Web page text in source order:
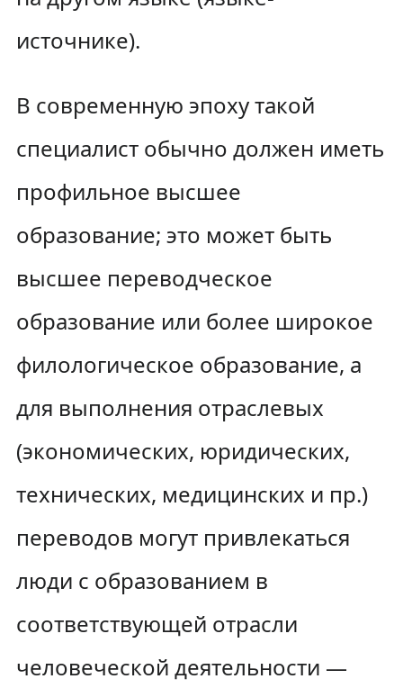
источнике).
В современную эпоху такой
специалист обычно должен иметь
профильное высшее
образование; это может быть
высшее переводческое
образование или более широкое
филологическое образование, а
для выполнения отраслевых
(экономических, юридических,
технических, медицинских и пр.)
переводов могут привлекаться
люди с образованием в
соответствующей отрасли
человеческой деятельности —